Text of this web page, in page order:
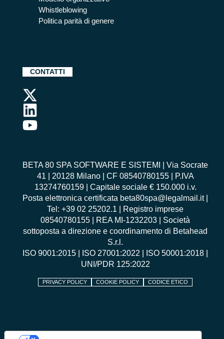
Whistleblowing
Politica parità di genere
CONTATTI
BETA 80 SPA SOFTWARE E SISTEMI | Via Socrate
41 | 20128 Milano | CF 08540780155 | P.IVA
13274760159 | Capitale sociale € 150.000 i.v.
Posta elettronica certificata beta80spa@legalmail.it |
Tel: +39 02 25202.1 | Registro imprese
08540780155 | REA MI-1232203 | Società
sottoposta a direzione e coordinamento di Betahead
S.r.l.
ISO 9001:2015
ISO 27001:2022 ISO 50001:2018
UNI/PDR 125:2022
PRIVACY POLICY COOKIE POLICY CODICE ETICO